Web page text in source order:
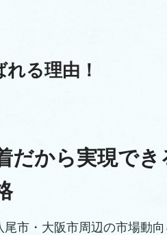
れる理由！
だから実現でき
尾市・大阪市周辺の市場動